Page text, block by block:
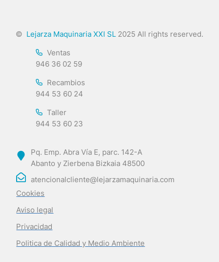
© Lejarza Maquinaria XXI SL 2025 All rights reserved.
Ventas
946 36 02 59
Recambios
944 53 60 24
Taller
944 53 60 23
Pq. Emp. Abra Vía E, parc. 142-A
Abanto y Zierbena Bizkaia 48500
atencionalcliente@lejarzamaquinaria.com
Cookies
Aviso legal
Privacidad
Politica de Calidad y Medio Ambiente